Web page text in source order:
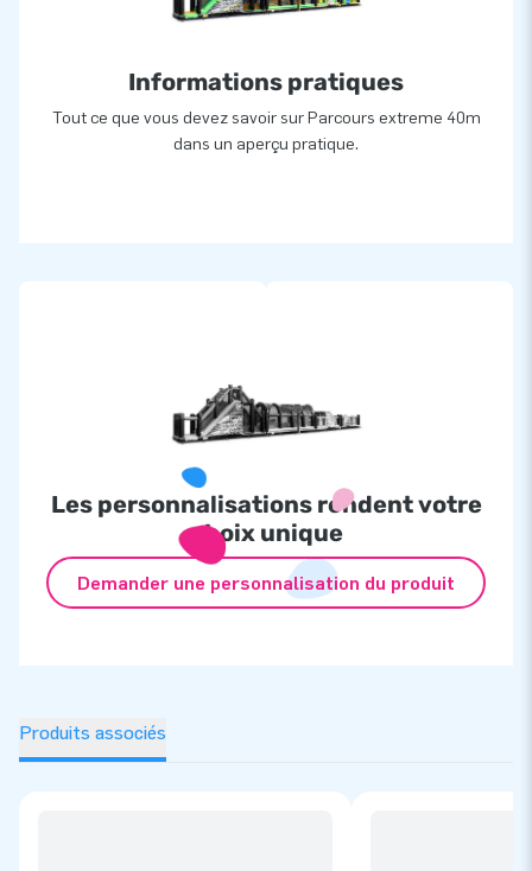
cela offre une garantie unique de 5 ans pour ce parcours
attractions gonflables. Ainsi, JB vous assure une longue
durée de vie pour toutes vos structures gonflables.
Plus de 15.000 clients ont également choisi JB
Numéros d'articles
Partie 1: art.02.070.011.070
Partie 2: art.02.070.011.071
Partie 3: art.02.070.011.072
Partie 4: art. 02.070.011.073
Informations pratiques
Tout ce que vous devez savoir sur Parcours extreme 40m
dans un aperçu pratique.
Les personnalisations rendent votre
choix unique
Demander une personnalisation du produit
Produits associés